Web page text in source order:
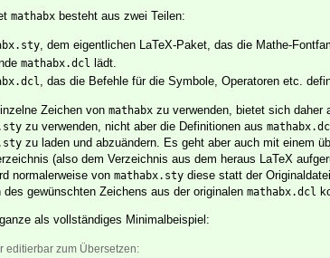
mathabx besteht aus zwei Teilen:
, dem eigentlichen LaTeX-Paket, das die Mathe-
mathabx.dcl lädt.
, das die Befehle für die Symbole, Operatoren etc.
Zeichen von mathabx zu verwenden, bietet sich daher
zu verwenden, nicht aber die Definitionen aus
zu laden und abzuändern. Es geht aber auch mit einem
(also dem Verzeichnis aus dem heraus LaTeX
normalerweise von mathabx.sty diese statt der
des gewünschten Zeichens aus der originalen mathabx.dcl
als vollständiges Minimalbeispiel:
editierbar zum Übersetzen: